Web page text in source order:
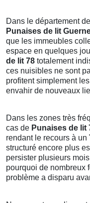
Dans le département
Punaises de lit
que les immeubles
espace en quelques
de lit 78 totalement
ces nuisibles ne sont
profitent simplement
envahir de nouveaux
Dans les zones très
cas de Punaises de lit
rendant le recours à un
structuré encore plus
persister plusieurs
pourquoi de nombreux
problème a disparu